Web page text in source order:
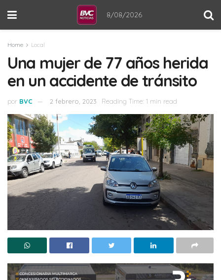
8/08/2026
Home Local
Una mujer de 77 años herida
en un accidente de tránsito
por BVC 2 febrero, 2023 Reading Time: 1 min read